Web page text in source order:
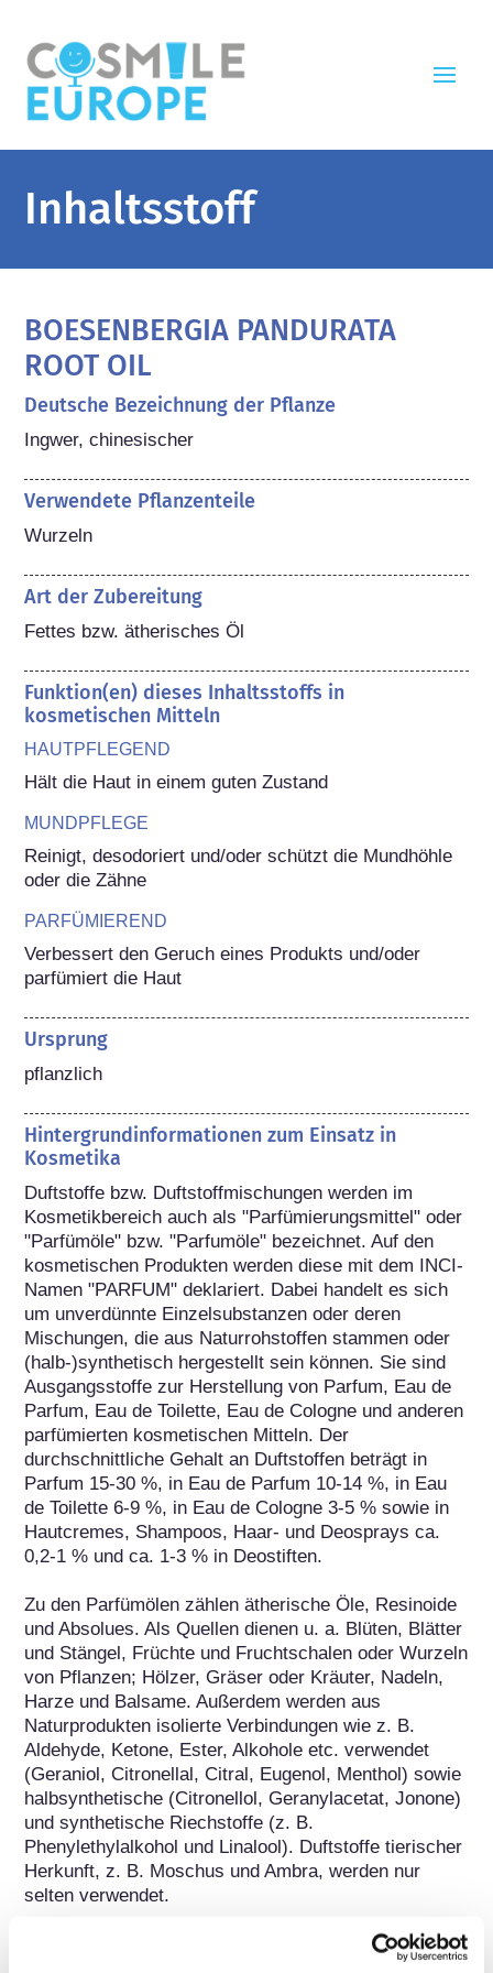
Inhaltsstoff
BOESENBERGIA PANDURATA
ROOT OIL
Deutsche Bezeichnung der Pflanze
Ingwer, chinesischer
Verwendete Pflanzenteile
Wurzeln
Art der Zubereitung
Fettes bzw. ätherisches Öl
Funktion(en) dieses Inhaltsstoffs in
kosmetischen Mitteln
HAUTPFLEGEND
Hält die Haut in einem guten Zustand
MUNDPFLEGE
Reinigt, desodoriert und/oder schützt die Mundhöhle
oder die Zähne
PARFÜMIEREND
Verbessert den Geruch eines Produkts und/oder
parfümiert die Haut
Ursprung
pflanzlich
Hintergrundinformationen zum Einsatz in
Kosmetika
Duftstoffe bzw. Duftstoffmischungen werden im
Kosmetikbereich auch als "Parfümierungsmittel" oder
"Parfümöle" bzw. "Parfumöle" bezeichnet. Auf den
kosmetischen Produkten werden diese mit dem INCI-
Namen "PARFUM" deklariert. Dabei handelt es sich
um unverdünnte Einzelsubstanzen oder deren
Mischungen, die aus Naturrohstoffen stammen oder
(halb-)synthetisch hergestellt sein können. Sie sind
Ausgangsstoffe zur Herstellung von Parfum, Eau de
Parfum, Eau de Toilette, Eau de Cologne und anderen
parfümierten kosmetischen Mitteln. Der
durchschnittliche Gehalt an Duftstoffen beträgt in
Parfum 15-30 %, in Eau de Parfum 10-14 %, in Eau
de Toilette 6-9 %, in Eau de Cologne 3-5 % sowie in
Hautcremes, Shampoos, Haar- und Deosprays ca.
0,2-1 % und ca. 1-3 % in Deostiften.
Zu den Parfümölen zählen ätherische Öle, Resinoide
und Absolues. Als Quellen dienen u. a. Blüten, Blätter
und Stängel, Früchte und Fruchtschalen oder Wurzeln
von Pflanzen; Hölzer, Gräser oder Kräuter, Nadeln,
Harze und Balsame. Außerdem werden aus
Naturprodukten isolierte Verbindungen wie z. B.
Aldehyde, Ketone, Ester, Alkohole etc. verwendet
(Geraniol, Citronellal, Citral, Eugenol, Menthol) sowie
halbsynthetische (Citronellol, Geranylacetat, Jonone)
und synthetische Riechstoffe (z. B.
Phenylethylalkohol und Linalool). Duftstoffe tierischer
Herkunft, z. B. Moschus und Ambra, werden nur
selten verwendet.